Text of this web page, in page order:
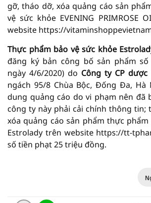
gỡ, tháo dỡ, xóa quảng cáo sản
vệ sức khỏe EVENING PRIMROSE
website https://
Thực phẩm bảo vệ sức khỏe
đăng ký bản công bố sản phẩm số
ngày 4/6/2020) do Công ty CP dược
ngách 95/8 Chùa Bộc, Đống Đa, Hà
dung quảng cáo do vi phạm nên đã
công ty này phải cải chính thông tin;
xóa quảng cáo sản phẩm thực
Estrolady trên website https://tt-
số tiền phạt 25 triệu đồng.